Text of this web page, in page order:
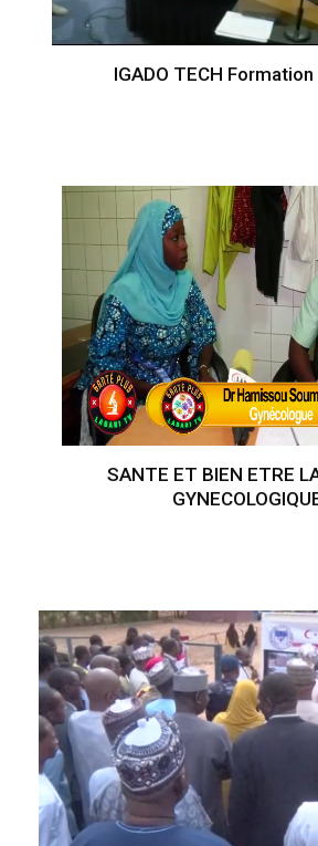
IGADO TECH Formation
SANTE ET BIEN ETRE